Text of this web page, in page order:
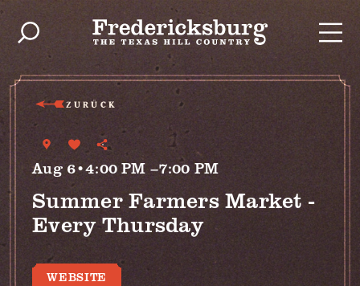
Zum Inhalt springen
ZURÜCK
Aug 6•4:00 PM –7:00 PM
Summer Farmers Market -
Every Thursday
WEBSITE